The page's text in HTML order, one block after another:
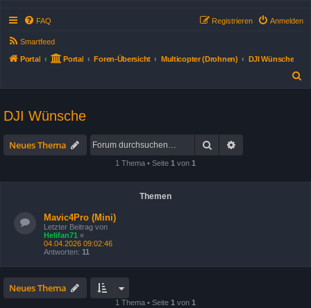
FAQ Anmelden
Registrieren
Smartfeed
Portal Portal Foren-Übersicht Multicopter (Drohnen)
DJI Wünsche
DJI Wünsche
Neues Thema Suche
1 Thema • Seite 1 von 1
Themen
Mavic4Pro (Mini)
Letzter Beitrag von
Helifan71 «
04.04.2026 09:02:46
Antworten: 11
Neues Thema
1 Thema • Seite 1 von 1